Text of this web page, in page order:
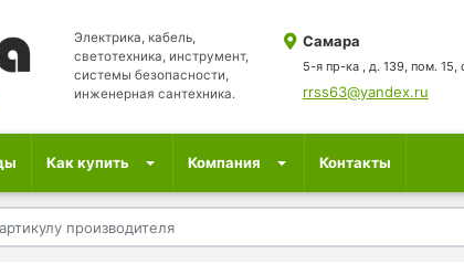
Электрика, кабель,
светотехника, инструмент,
системы безопасности,
инженерная сантехника.
Самара
5-я пр-ка , д. 139, пом. 15,
rrss63@yandex.ru
Как купить Компания Контакты